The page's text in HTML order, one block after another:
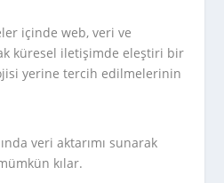
içinde web, veri ve
küresel iletişimde eleştiri bir
yerine tercih edilmelerinin
veri aktarımı sunarak
kılar.